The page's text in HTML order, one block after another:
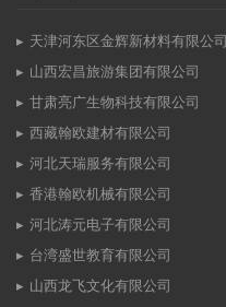
天津河东区金辉新材料有限公司
山西宏昌旅游集团有限公司
甘肃亮广生物科技有限公司
西藏翰欧建材有限公司
河北天瑞服务有限公司
香港翰欧机械有限公司
河北涛元电子有限公司
台湾盛世教育有限公司
山西龙飞文化有限公司